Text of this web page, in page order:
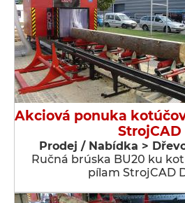
Akciová ponuka
StrojCAD
Prodej / Nabídka >
Ručná brúska BU20 ku
pílam StrojCAD